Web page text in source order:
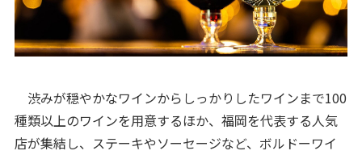
渋みが穏やかなワインからしっかりしたワインまで100
種類以上のワインを用意するほか、福岡を代表する人気
店が集結し、ステーキやソーセージなど、ボルドーワイ